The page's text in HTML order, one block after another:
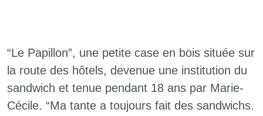
“Le Papillon”, une petite case en bois située sur
la route des hôtels, devenue une institution du
sandwich et tenue pendant 18 ans par Marie-
Cécile. “Ma tante a toujours fait des sandwichs.